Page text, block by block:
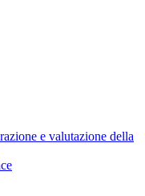
e valutazione della